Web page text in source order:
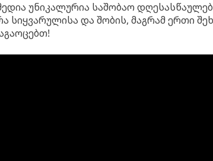
უნიკალურია საშობაო
სიყვარულისა და შობის, მაგრამ ერთი